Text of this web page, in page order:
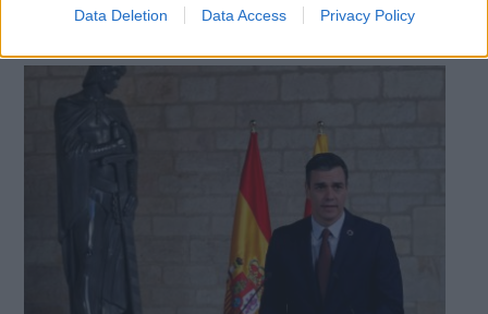
Data Deletion Data Access Privacy Policy
miércoles, 4 de diciembre de 2019